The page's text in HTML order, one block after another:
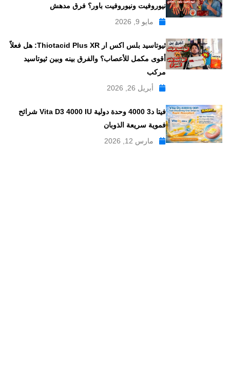
نيوروفيت ونيوروفيت باور؟ فرق مدهش
مايو 9, 2026
ثيوتاسيد بلس اكس ار Thiotacid Plus XR: هل فعلاً
أقوى مكمل للأعصاب؟ والفرق بينه وبين ثيوتاسيد
مركب
أبريل 26, 2026
فيتا د3 4000 وحدة دولية Vita D3 4000 IU شرائح
فموية سريعة الذوبان
مارس 12, 2026